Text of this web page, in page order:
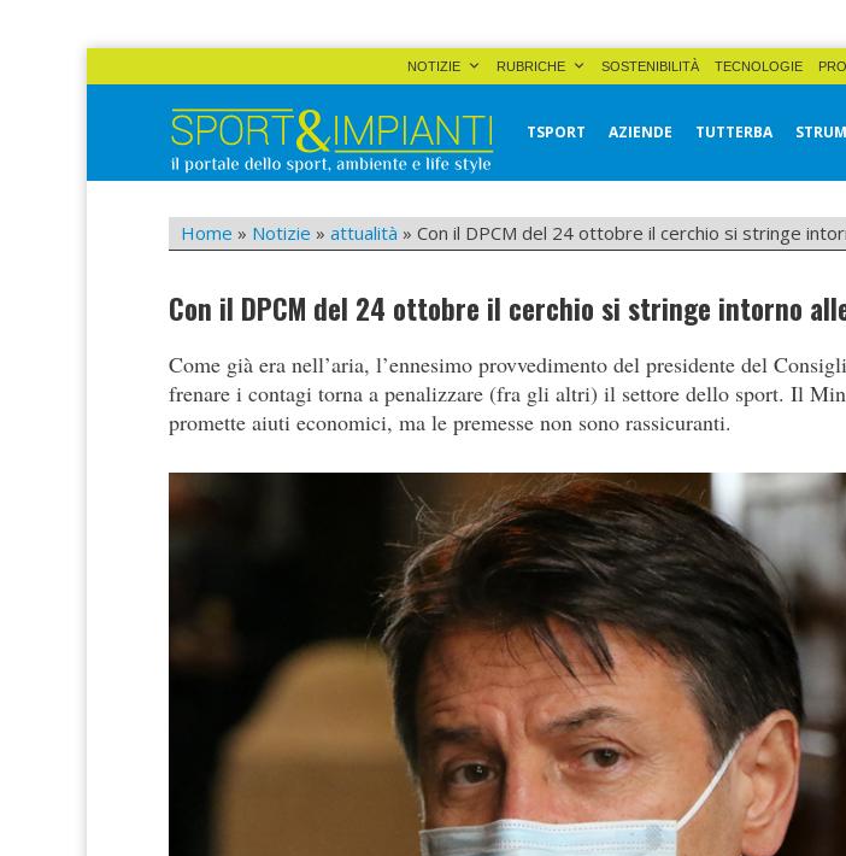
NOTIZIE RUBRICHE SOSTENIBILITÀ TECNOLOGIE
Sport&Impianti
TSPORT AZIENDE TUTTERBA
Home » Notizie » attualità » Con il DPCM del 24 ottobre il cerchio si stringe
Con il DPCM del 24 ottobre il cerchio si stringe intorno
Come già era nell’aria, l’ennesimo provvedimento del presidente del
frenare i contagi torna a penalizzare (fra gli altri) il settore dello sport. Il
promette aiuti economici, ma le premesse non sono rassicuranti.